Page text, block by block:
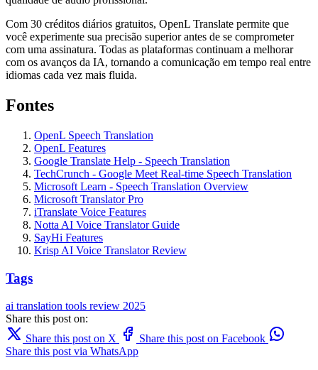
Com 30 créditos diários gratuitos, OpenL Translate permite que
você experimente sua precisão superior antes de se comprometer
com uma assinatura. Todas as plataformas continuam a melhorar
com os avanços da IA, tornando a comunicação em tempo real entre
idiomas cada vez mais fluida.
Fontes
OpenL Speech Translation
OpenL Features
Google Translate Help - Speech Translation
TechCrunch - Google Meet Real-time Speech Translation
Microsoft Learn - Speech Translation Overview
Microsoft Translator Pro
iTranslate Voice Features
Notta AI Voice Translator Guide
SayHi Features
Krisp AI Voice Translator Review
Tags
ai translation tools review 2025
Share this post on:
Share this post on X
Share this post on Facebook
Share this post via WhatsApp